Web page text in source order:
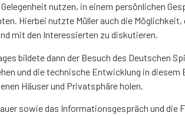
nutzen, in einem persönlichen
Hierbei nutzte Müller auch die
mit den Interessierten zu diskutieren.
bildete dann der Besuch des Deutschen
und die technische Entwicklung in
Häuser und Privatsphäre holen.
sowie das Informationsgespräch und